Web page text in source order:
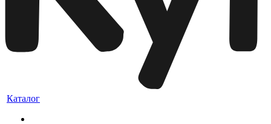
Каталог